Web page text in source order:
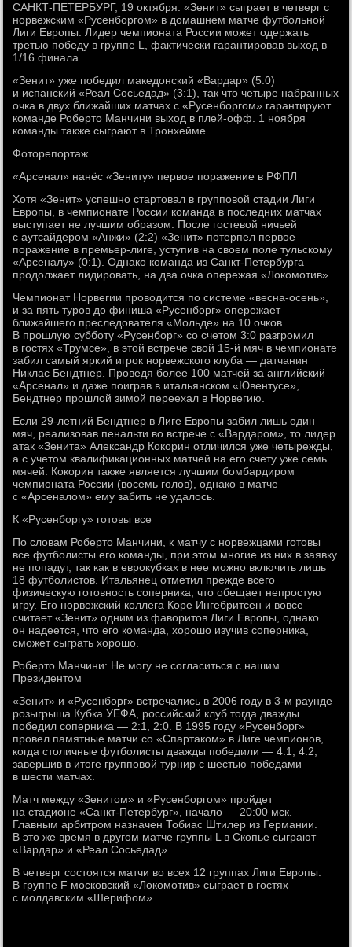
САНКТ-ПЕТЕРБУРГ, 19 октября. «Зенит» сыграет в четверг с
норвежским «Русенборгом» в домашнем матче футбольной
Лиги Европы. Лидер чемпионата России может одержать
третью победу в группе L, фактически гарантировав выход в
1/16 финала.
«Зенит» уже победил македонский «Вардар» (5:0)
и испанский «Реал Сосьедад» (3:1), так что четыре набранных
очка в двух ближайших матчах с «Русенборгом» гарантируют
команде Роберто Манчини выход в плей-офф. 1 ноября
команды также сыграют в Тронхейме.
Фоторепортаж
«Арсенал» нанёс «Зениту» первое поражение в РФПЛ
Хотя «Зенит» успешно стартовал в групповой стадии Лиги
Европы, в чемпионате России команда в последних матчах
выступает не лучшим образом. После гостевой ничьей
с аутсайдером «Анжи» (2:2) «Зенит» потерпел первое
поражение в премьер-лиге, уступив на своем поле тульскому
«Арсеналу» (0:1). Однако команда из Санкт-Петербурга
продолжает лидировать, на два очка опережая «Локомотив».
Чемпионат Норвегии проводится по системе «весна-осень»,
и за пять туров до финиша «Русенборг» опережает
ближайшего преследователя «Мольде» на 10 очков.
В прошлую субботу «Русенборг» со счетом 3:0 разгромил
в гостях «Трумсе», в этой встрече свой 15-й мяч в чемпионате
забил самый яркий игрок норвежского клуба — датчанин
Никлас Бендтнер. Проведя более 100 матчей за английский
«Арсенал» и даже поиграв в итальянском «Ювентусе»,
Бендтнер прошлой зимой переехал в Норвегию.
Если 29-летний Бендтнер в Лиге Европы забил лишь один
мяч, реализовав пенальти во встрече с «Вардаром», то лидер
атак «Зенита» Александр Кокорин отличился уже четырежды,
а с учетом квалификационных матчей на его счету уже семь
мячей. Кокорин также является лучшим бомбардиром
чемпионата России (восемь голов), однако в матче
с «Арсеналом» ему забить не удалось.
К «Русенборгу» готовы все
По словам Роберто Манчини, к матчу с норвежцами готовы
все футболисты его команды, при этом многие из них в заявку
не попадут, так как в еврокубках в нее можно включить лишь
18 футболистов. Итальянец отметил прежде всего
физическую готовность соперника, что обещает непростую
игру. Его норвежский коллега Коре Ингебритсен и вовсе
считает «Зенит» одним из фаворитов Лиги Европы, однако
он надеется, что его команда, хорошо изучив соперника,
сможет сыграть хорошо.
Роберто Манчини: Не могу не согласиться с нашим
Президентом
«Зенит» и «Русенборг» встречались в 2006 году в 3-м раунде
розыгрыша Кубка УЕФА, российский клуб тогда дважды
победил соперника — 2:1, 2:0. В 1995 году «Русенборг»
провел памятные матчи со «Спартаком» в Лиге чемпионов,
когда столичные футболисты дважды победили — 4:1, 4:2,
завершив в итоге групповой турнир с шестью победами
в шести матчах.
Матч между «Зенитом» и «Русенборгом» пройдет
на стадионе «Санкт-Петербург», начало — 20:00 мск.
Главным арбитром назначен Тобиас Штилер из Германии.
В это же время в другом матче группы L в Скопье сыграют
«Вардар» и «Реал Сосьедад».
В четверг состоятся матчи во всех 12 группах Лиги Европы.
В группе F московский «Локомотив» сыграет в гостях
с молдавским «Шерифом».